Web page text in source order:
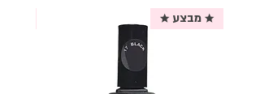
★ מבצע ★